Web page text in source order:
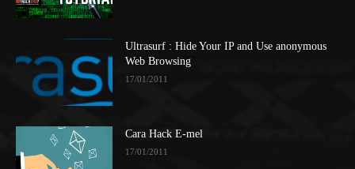
Ultrasurf : Hide Your IP and Use anonymous
Web Browsing
17/01/2011
Cara Hack E-mel
17/01/2011